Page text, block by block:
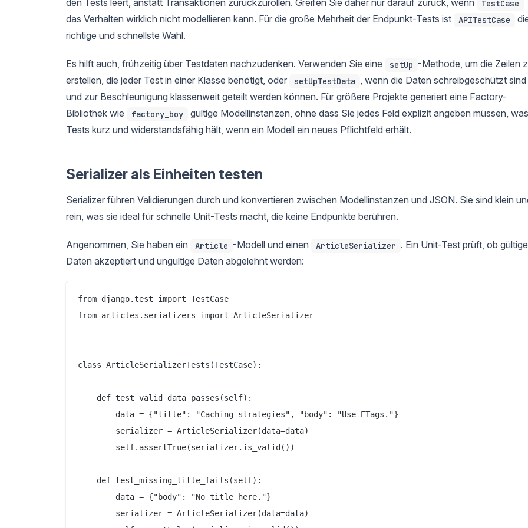
TestCase
das Verhalten wirklich nicht modellieren kann. Für die große Mehrheit der Endpunkt-Tests ist APITestCase
richtige und schnellste Wahl.
Es hilft auch, frühzeitig über Testdaten nachzudenken. Verwenden Sie eine setUp -Methode, um die Zeilen
erstellen, die jeder Test in einer Klasse benötigt, oder
setUpTestData
, wenn die Daten schreibgeschützt sind
und zur Beschleunigung klassenweit geteilt werden können. Für größere Projekte generiert eine Factory-
Bibliothek wie
factory_boy
gültige Modellinstanzen, ohne dass Sie jedes Feld explizit angeben müssen, was
Tests kurz und widerstandsfähig hält, wenn ein Modell ein neues Pflichtfeld erhält.
Serializer als Einheiten testen
Serializer führen Validierungen durch und konvertieren zwischen Modellinstanzen und JSON. Sie sind klein
rein, was sie ideal für schnelle Unit-Tests macht, die keine Endpunkte berühren.
Angenommen, Sie haben ein Article -Modell und einen ArticleSerializer . Ein Unit-Test prüft, ob gültige
Daten akzeptiert und ungültige Daten abgelehnt werden:
from django.test import TestCase
from articles.serializers import ArticleSerializer
class ArticleSerializerTests(TestCase):
    def test_valid_data_passes(self):
        data = {"title": "Caching strategies", "body": "Use ETags."}
        serializer = ArticleSerializer(data=data)
        self.assertTrue(serializer.is_valid())
    def test_missing_title_fails(self):
        data = {"body": "No title here."}
        serializer = ArticleSerializer(data=data)